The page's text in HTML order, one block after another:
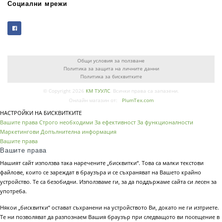
Социални мрежи
Общи условия за ползване
Политика за защита на личните данни
Политика за бисквитките
© Copyright 2026 КМ ТУУЛС. Всички права са запазени.
Онлайн магазин от:
PlumTex.com
НАСТРОЙКИ НА БИСКВИТКИТЕ
Вашите права Строго необходими За ефективност За функционалности
Маркетингови Допълнителна информация
Вашите права
Вашите права
Нашият сайт използва така наречените „бисквитки“. Това са малки текстови
файлове, които се зареждат в браузъра и се съхраняват на Вашето крайно
устройство. Те са безобидни. Използваме ги, за да поддържаме сайта си лесен за
употреба.
Някои „бисквитки“ остават съхранени на устройството Ви, докато не ги изтриете.
Те ни позволяват да разпознаем Вашия браузър при следващото ви посещение в